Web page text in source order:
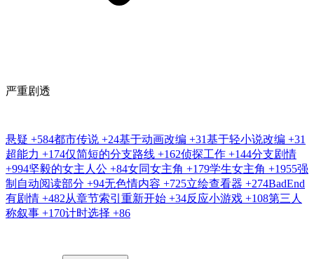
严重剧透
悬疑 +584都市传说 +24基于动画改编 +31基于轻小说改编 +31
超能力 +174仅简短的分支路线 +162侦探工作 +144分支剧情
+994坚毅的女主人公 +84女同女主角 +179学生女主角 +1955强
制自动阅读部分 +94无色情内容 +725立绘查看器 +274BadEnd
有剧情 +482从章节索引重新开始 +34反应小游戏 +108第三人
称叙事 +170计时选择 +86